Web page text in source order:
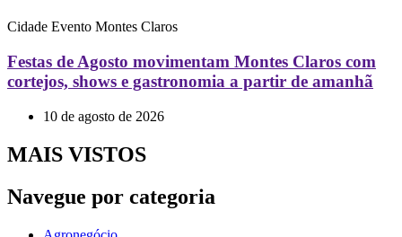
Cidade Evento Montes Claros
Festas de Agosto movimentam Montes Claros com
cortejos, shows e gastronomia a partir de amanhã
10 de agosto de 2026
MAIS VISTOS
Navegue por categoria